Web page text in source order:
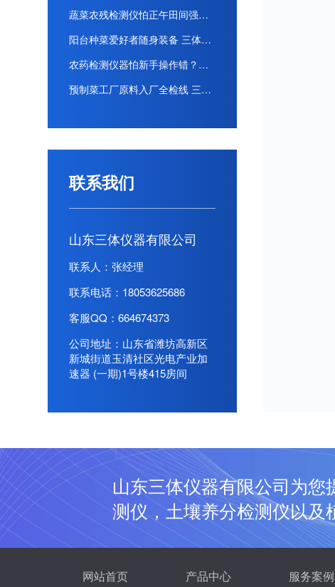
蔬菜农残检测仪怕正午田间强光看不清？三体宏科全遮光触控屏 大太阳下地头操作读数不晃眼
阳台种菜爱好者随身装备 三体宏科便携式农残检测仪 自家种的菜摘前地头扫一遍
农药检测仪器怕新手操作错？三体宏科步骤弹窗提醒选错参数自动回退重置
预制菜工厂原料入厂全检线 三体宏科全自动农残检测仪 对接产线自动同步检测数据
联系我们
山东三体仪器有限公司
联系人：张经理
联系电话：18053625686
客服QQ：664674373
公司地址：山东省潍坊高新区
新城街道玉清社区光电产业加
速器 (一期)1号楼415房间
山东三体仪器有限公司为
测仪，土壤养分检测仪以
网站首页 产品中心 服务案例